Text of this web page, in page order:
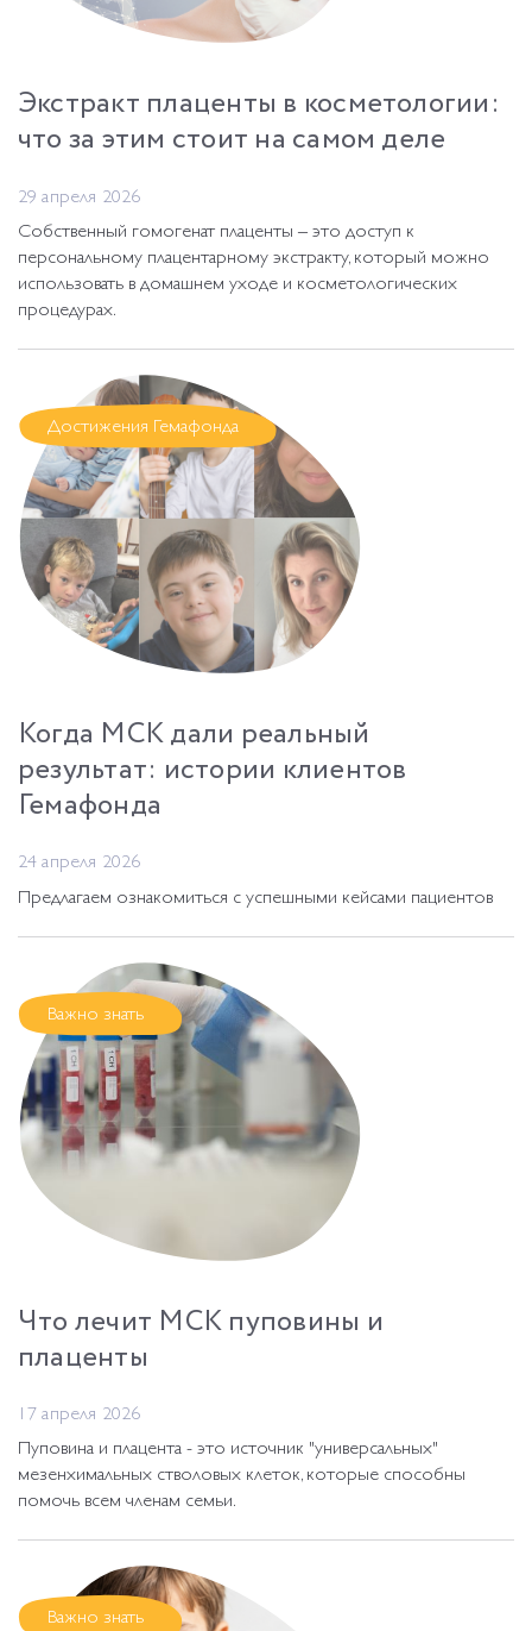
Экстракт плаценты в косметологии:
что за этим стоит на самом деле
29 апреля 2026
Собственный гомогенат плаценты – это доступ к
персональному плацентарному экстракту, который можно
использовать в домашнем уходе и косметологических
процедурах.
Достижения Гемафонда
Когда МСК дали реальный
результат: истории клиентов
Гемафонда
24 апреля 2026
Предлагаем ознакомиться с успешными кейсами пациентов
Важно знать
Что лечит МСК пуповины и
плаценты
17 апреля 2026
Пуповина и плацента - это источник "универсальных"
мезенхимальных стволовых клеток, которые способны
помочь всем членам семьи.
Важно знать